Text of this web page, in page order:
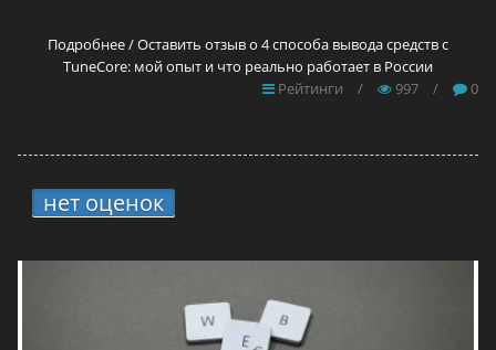
Подробнее / Оставить отзыв о 4 способа вывода средств с
TuneCore: мой опыт и что реально работает в России
Рейтинги
/ 997 / 0
нет оценок